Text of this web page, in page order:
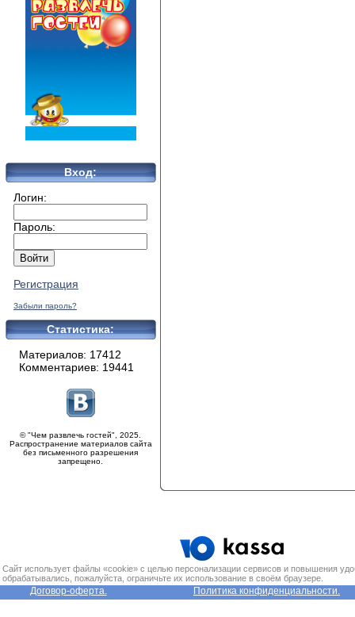
Вход:
Логин:
Пароль:
Регистрация
Забыли пароль?
Статистика:
Материалов: 17412
Комментариев: 19441
© "Чем развлечь гостей", 2025.
Распространение материалов сайта
без письменного разрешения
запрещено.
Сайт использует файлы «cookie» с целью персонализации сервисов и повышения
обрабатывались, пожалуйста, ограничьте их использование в своём браузере.
Договор-оферта. Политика конфиденциальности.